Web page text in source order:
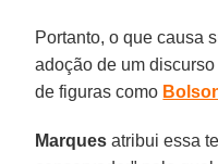
Portanto, o que causa
adoção de um
de figuras como
Marques atribui essa